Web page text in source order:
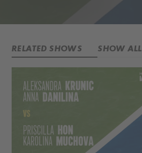
RELATED SHOWS SHOW ALL